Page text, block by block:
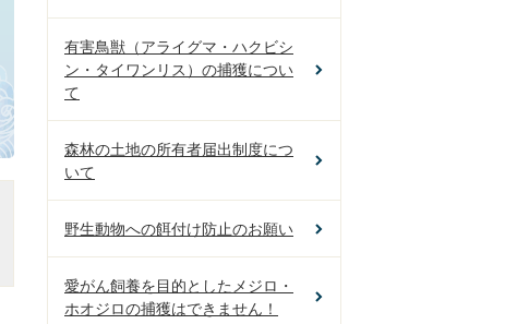
有害鳥獣（アライグマ・ハクビシ
ン・タイワンリス）の捕獲につい
て
森林の土地の所有者届出制度につ
いて
野生動物への餌付け防止のお願い
愛がん飼養を目的としたメジロ・
ホオジロの捕獲はできません！